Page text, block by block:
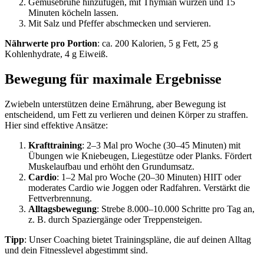
Gemüsebrühe hinzufügen, mit Thymian würzen und 15
Minuten köcheln lassen.
Mit Salz und Pfeffer abschmecken und servieren.
Nährwerte pro Portion: ca. 200 Kalorien, 5 g Fett, 25 g
Kohlenhydrate, 4 g Eiweiß.
Bewegung für maximale Ergebnisse
Zwiebeln unterstützen deine Ernährung, aber Bewegung ist
entscheidend, um Fett zu verlieren und deinen Körper zu straffen.
Hier sind effektive Ansätze:
Krafttraining: 2–3 Mal pro Woche (30–45 Minuten) mit
Übungen wie Kniebeugen, Liegestütze oder Planks. Fördert
Muskelaufbau und erhöht den Grundumsatz.
Cardio: 1–2 Mal pro Woche (20–30 Minuten) HIIT oder
moderates Cardio wie Joggen oder Radfahren. Verstärkt die
Fettverbrennung.
Alltagsbewegung: Strebe 8.000–10.000 Schritte pro Tag an,
z. B. durch Spaziergänge oder Treppensteigen.
Tipp: Unser Coaching bietet Trainingspläne, die auf deinen Alltag
und dein Fitnesslevel abgestimmt sind.